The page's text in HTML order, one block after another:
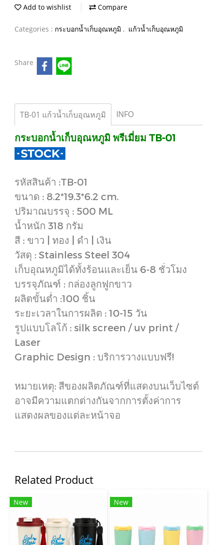
Add to wishlist Compare
Categories : กระบอกน้ำเก็บอุณหภูมิ , แก้วน้ำเก็บอุณหภูมิ
Share
TB-01 แก้วน้ำเก็บอุณหภูมิ INFO
กระบอกน้ำเก็บอุณหภูมิ พรีเมี่ยม TB-01
รหัสสินค้า :TB-01
ขนาด : 8.2*19.3*6.2 cm.
ปริมาณบรรจุ : 500 ML
น้ำหนัก 318 กรัม
สี : ขาว | ทอง | ดำ | เงิน
วัสดุ : Stainless Steel 304
เก็บอุณหภูมิได้ทั้งร้อนและเย็น 6-8 ชั่วโมง
บรรจุภัณฑ์ : กล่องลูกฟูกขาว
ผลิตขั้นต่ำ :100 ชิ้น
ระยะเวลาในการผลิต : 10-15 วัน
รูปแบบโลโก้ : silk screen / uv print /
Laser
Graphic Design : บริการวางแบบฟรี!
หมายเหตุ: สีของผลิตภัณฑ์ที่แสดงบนเว็บไซต์
อาจมีความแตกต่างกันจากการตั้งค่าการ
แสดงผลของแต่ละหน้าจอ
Related Product
New New